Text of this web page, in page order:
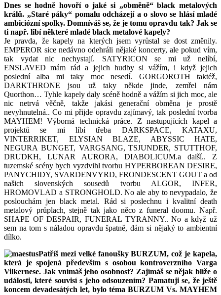
Dnes se hodně hovoří o jaké si „obměně“ black metalových
králů. „Staré páky“ pomalu odcházejí a o slovo se hlásí mladé
ambiciózní spolky. Domníváš se, že je tomu opravdu tak? Jak se
ti např. libí některé mladé black metalové kapely?
Je pravda, že kapely na kterých jsem vyrůstal se dost změnily.
EMPEROR sice nedávno odehráli nějaké koncerty, ale pokud vím,
tak vydat nic nechystají. SATYRICON se mi už nelíbí,
ENSLAVED mám rád a jejich hudby si vážím, i když jejich
poslední alba mi taky moc nesedí. GORGOROTH taktéž,
DARKTHRONE jsou už taky někde jinde, zemřel nám
Quorthon… Tyhle kapely daly scéně hodně a vážím si jich moc, ale
nic netrvá věčně, takže jakási generační obměna je prostě
nevyhnutelná.. Co mi přijde opravdu zajímavý, tak poslední tvorba
MAYHEM! Výborná technická práce. Z nastupujících kapel a
projektů se mi líbí třeba DARKSPACE, KATAXU,
VINTERRIKET, ELYSIAN BLAZE, ABYSSIC HATE,
NEGURA BUNGET, VARGSANG, TSJUNDER, STUTTHOF,
DRUDKH, LUNAR AURORA, DIABOLICUM.a další.. Z
tuzemské scény bych vyzdvihl tvorbu HYPERBOREAN DESIRE,
PANYCHIDY, SVARDENVYRD, FRONDESCENT GOUT a od
našich slovenských sousedů tvorbu ALGOR, INFER,
HROMOVLAD a STRONGHOLD. No ale aby to nevypadalo, že
poslouchám jen black metal. Rád si poslechnu i kvalitní death
metalový průplach, stejně tak jako něco z funeral doomu. Např.
SHAPE OF DESPAIR, FUNERAL TYRANNY.. No a když už
sem na tom s náladou opravdu špatně, dám si nějaký to ambientní
dílko.
Patříš mezi velké fanoušky BURZUM, což je kapela,
která je spojená především s osobou kontroverzního Varga
Vilkernese. Jak vnímáš jeho osobnost? Zajímáš se nějak blíže o
události, které souvisí s jeho odsouzením? Pamatuji se, že ještě
koncem devadesátých let, bylo téma BURZUM Vs. MAYHEM